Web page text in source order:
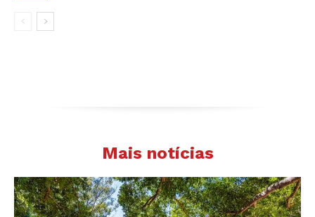
Mais notícias